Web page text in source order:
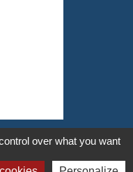
over what you want